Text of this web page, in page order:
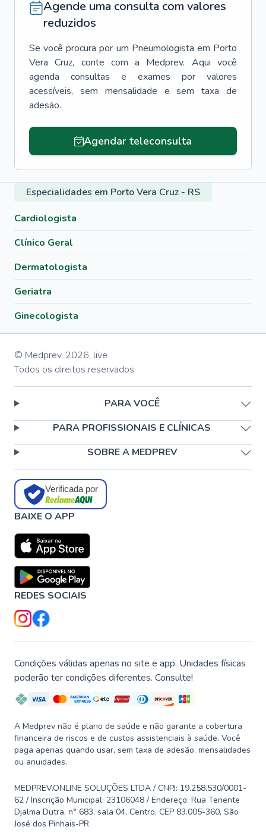
Agende uma consulta com valores
reduzidos
Se você procura por um Pneumologista em Porto
Vera Cruz, conte com a Medprev. Aqui você
agenda consultas e exames por valores
acessíveis, sem mensalidade e sem taxa de
adesão.
Agendar teleconsulta
Especialidades em Porto Vera Cruz - RS
Cardiologista
Clínico Geral
Dermatologista
Geriatra
Ginecologista
© Medprev, 2026, live
Todos os direitos reservados
PARA VOCÊ
PARA PROFISSIONAIS E CLÍNICAS
SOBRE A MEDPREV
Verificada por
BAIXE O APP
REDES SOCIAIS
Condições válidas apenas no site e app. Unidades físicas
poderão ter condições diferentes. Consulte!
A Medprev não é plano de saúde e não garante a cobertura
financeira de riscos e de custos assistenciais à saúde. Você
paga apenas quando usar, sem taxa de adesão, mensalidades
ou anuidades.
MEDPREV.ONLINE SOLUÇÕES LTDA / CNPJ: 19.258.530/0001-
62 / Inscrição Municipal: 23106048 / Endereço: Rua Tenente
Djalma Dutra, n° 683, sala 04, Centro, CEP 83.005-360, São
José dos Pinhais-PR